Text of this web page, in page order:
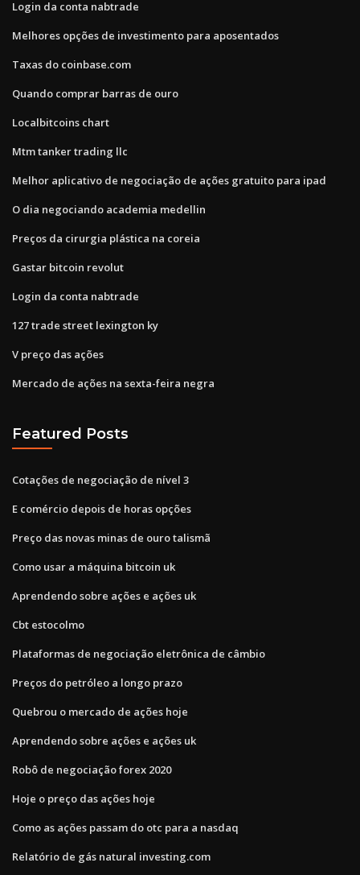
Login da conta nabtrade
Melhores opções de investimento para aposentados
Taxas do coinbase.com
Quando comprar barras de ouro
Localbitcoins chart
Mtm tanker trading llc
Melhor aplicativo de negociação de ações gratuito para ipad
O dia negociando academia medellin
Preços da cirurgia plástica na coreia
Gastar bitcoin revolut
Login da conta nabtrade
127 trade street lexington ky
V preço das ações
Mercado de ações na sexta-feira negra
Featured Posts
Cotações de negociação de nível 3
E comércio depois de horas opções
Preço das novas minas de ouro talismã
Como usar a máquina bitcoin uk
Aprendendo sobre ações e ações uk
Cbt estocolmo
Plataformas de negociação eletrônica de câmbio
Preços do petróleo a longo prazo
Quebrou o mercado de ações hoje
Aprendendo sobre ações e ações uk
Robô de negociação forex 2020
Hoje o preço das ações hoje
Como as ações passam do otc para a nasdaq
Relatório de gás natural investing.com